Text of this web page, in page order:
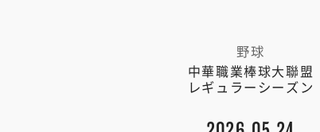
野球
中華職業棒球大聯盟
レギュラーシーズン